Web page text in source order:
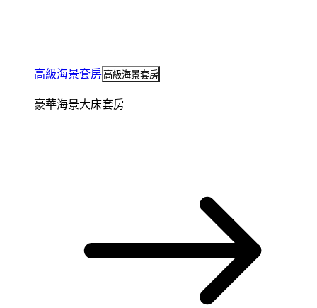
高級海景套房高級海景套房
豪華海景大床套房